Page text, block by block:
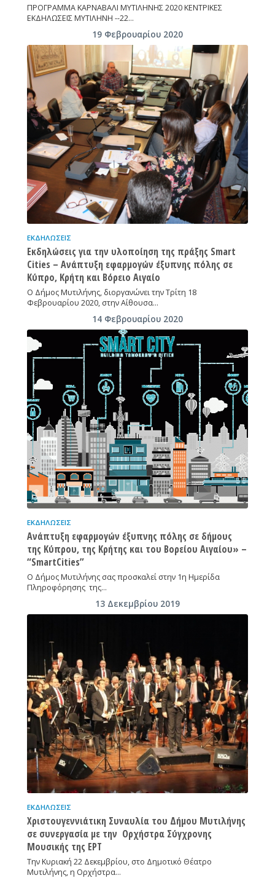
ΠΡΟΓΡΑΜΜΑ ΚΑΡΝΑΒΑΛΙ ΜΥΤΙΛΗΝΗΣ 2020 ΚΕΝΤΡΙΚΕΣ
ΕΚΔΗΛΩΣΕΙΣ ΜΥΤΙΛΗΝΗ --22…
19 Φεβρουαρίου 2020
ΕΚΔΗΛΏΣΕΙΣ
Εκδηλώσεις για την υλοποίηση της πράξης Smart
Cities – Ανάπτυξη εφαρμογών έξυπνης πόλης σε
Κύπρο, Κρήτη και Βόρειο Αιγαίο
Ο Δήμος Μυτιλήνης, διοργανώνει την Τρίτη 18
Φεβρουαρίου 2020, στην Αίθουσα…
14 Φεβρουαρίου 2020
ΕΚΔΗΛΏΣΕΙΣ
Ανάπτυξη εφαρμογών έξυπνης πόλης σε δήμους
της Κύπρου, της Κρήτης και του Βορείου Αιγαίου» –
“SmartCities”
Ο Δήμος Μυτιλήνης σας προσκαλεί στην 1η Ημερίδα
Πληροφόρησης της…
13 Δεκεμβρίου 2019
ΕΚΔΗΛΏΣΕΙΣ
Χριστουγεννιάτικη Συναυλία του Δήμου Μυτιλήνης
σε συνεργασία με την Ορχήστρα Σύγχρονης
Μουσικής της ΕΡΤ
Την Κυριακή 22 Δεκεμβρίου, στο Δημοτικό Θέατρο
Μυτιλήνης, η Ορχήστρα…